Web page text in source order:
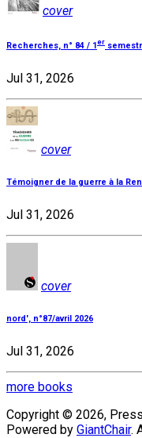
cover
Recherches, n° 84 / 1er
Jul 31, 2026
cover
Témoigner de la guerre à la
Jul 31, 2026
cover
nord', n°87/avril 2026
Jul 31, 2026
more books
Copyright © 2026,
Powered by GiantChair.